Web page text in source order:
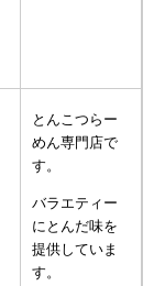
とんこつらー
めん専門店で
す。
バラエティー
にとんだ味を
提供していま
す。